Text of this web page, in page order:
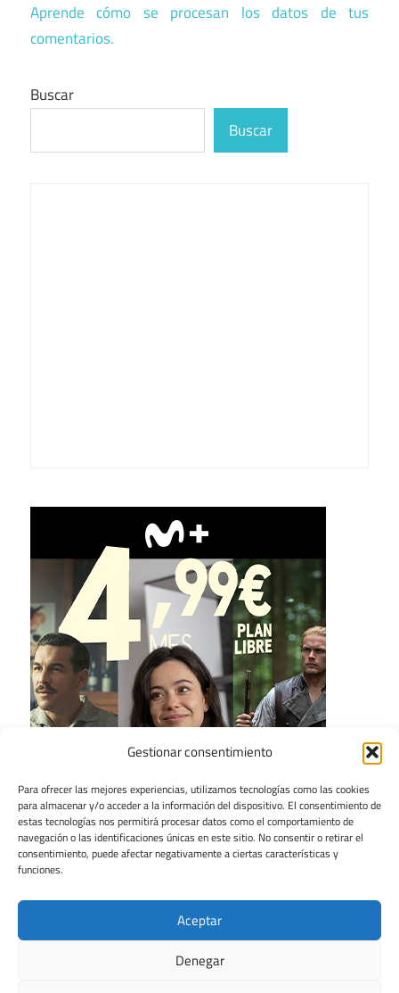
Gestionar consentimiento
Para ofrecer las mejores experiencias, utilizamos tecnologías como las cookies
para almacenar y/o acceder a la información del dispositivo. El consentimiento de
estas tecnologías nos permitirá procesar datos como el comportamiento de
navegación o las identificaciones únicas en este sitio. No consentir o retirar el
consentimiento, puede afectar negativamente a ciertas características y
funciones.
Aceptar
Denegar
Aprende cómo se procesan los datos de tus
comentarios.
Buscar
Buscar